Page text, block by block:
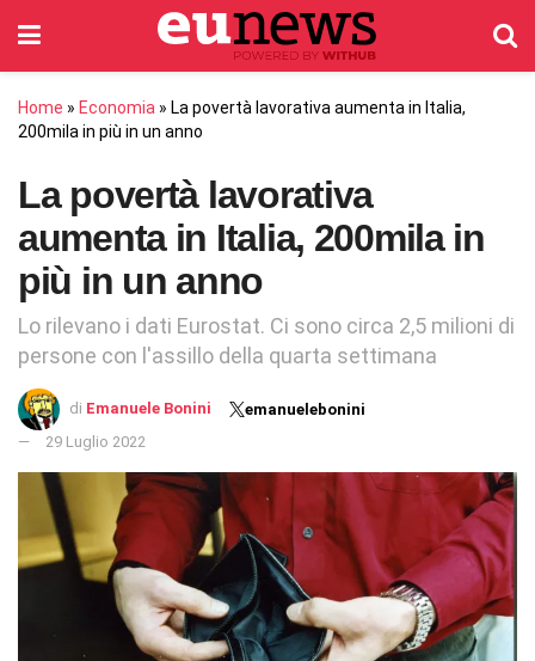
Home » Economia » La povertà lavorativa aumenta in Italia,
200mila in più in un anno
La povertà lavorativa
aumenta in Italia, 200mila in
più in un anno
Lo rilevano i dati Eurostat. Ci sono circa 2,5 milioni di
persone con l'assillo della quarta settimana
di Emanuele Bonini
emanuelebonini
29 Luglio 2022